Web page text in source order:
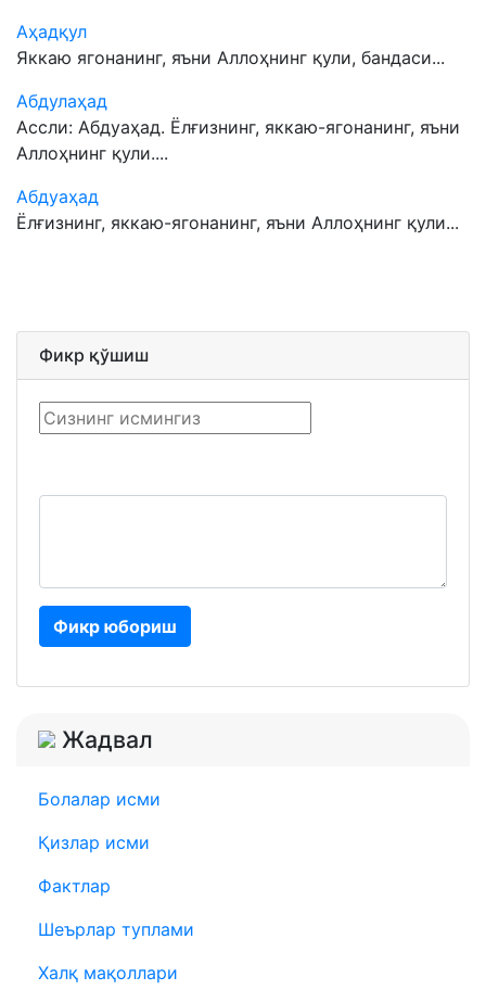
Аҳадқул
Яккаю ягонанинг, яъни Аллоҳнинг қули, бандаси...
Абдулаҳад
Ассли: Абдуаҳад. Ёлғизнинг, яккаю-ягонанинг, яъни
Аллоҳнинг қули....
Абдуаҳад
Ёлғизнинг, яккаю-ягонанинг, яъни Аллоҳнинг қули...
Фикр қўшиш
Фикр юбориш
Жадвал
Болалар исми
Қизлар исми
Фактлар
Шеърлар туплами
Халқ мақоллари